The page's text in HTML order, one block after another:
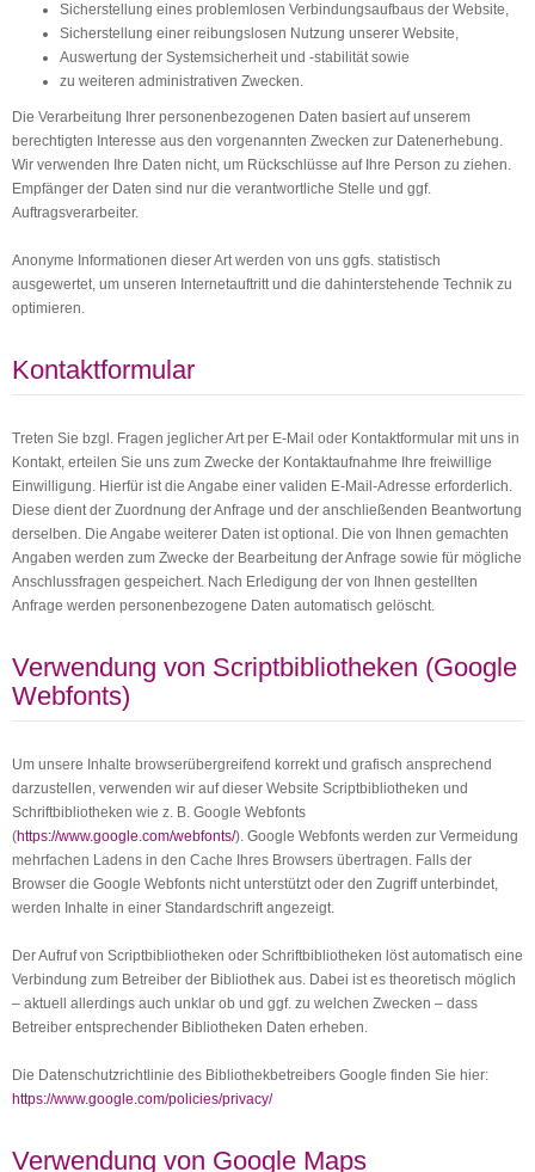
Sicherstellung eines problemlosen Verbindungsaufbaus der Website,
Sicherstellung einer reibungslosen Nutzung unserer Website,
Auswertung der Systemsicherheit und -stabilität sowie
zu weiteren administrativen Zwecken.
Die Verarbeitung Ihrer personenbezogenen Daten basiert auf unserem
berechtigten Interesse aus den vorgenannten Zwecken zur Datenerhebung.
Wir verwenden Ihre Daten nicht, um Rückschlüsse auf Ihre Person zu ziehen.
Empfänger der Daten sind nur die verantwortliche Stelle und ggf.
Auftragsverarbeiter.
Anonyme Informationen dieser Art werden von uns ggfs. statistisch
ausgewertet, um unseren Internetauftritt und die dahinterstehende Technik zu
optimieren.
Kontaktformular
Treten Sie bzgl. Fragen jeglicher Art per E-Mail oder Kontaktformular mit uns in
Kontakt, erteilen Sie uns zum Zwecke der Kontaktaufnahme Ihre freiwillige
Einwilligung. Hierfür ist die Angabe einer validen E-Mail-Adresse erforderlich.
Diese dient der Zuordnung der Anfrage und der anschließenden Beantwortung
derselben. Die Angabe weiterer Daten ist optional. Die von Ihnen gemachten
Angaben werden zum Zwecke der Bearbeitung der Anfrage sowie für mögliche
Anschlussfragen gespeichert. Nach Erledigung der von Ihnen gestellten
Anfrage werden personenbezogene Daten automatisch gelöscht.
Verwendung von Scriptbibliotheken (Google
Webfonts)
Um unsere Inhalte browserübergreifend korrekt und grafisch ansprechend
darzustellen, verwenden wir auf dieser Website Scriptbibliotheken und
Schriftbibliotheken wie z. B. Google Webfonts
(https://www.google.com/webfonts/). Google Webfonts werden zur Vermeidung
mehrfachen Ladens in den Cache Ihres Browsers übertragen. Falls der
Browser die Google Webfonts nicht unterstützt oder den Zugriff unterbindet,
werden Inhalte in einer Standardschrift angezeigt.
Der Aufruf von Scriptbibliotheken oder Schriftbibliotheken löst automatisch eine
Verbindung zum Betreiber der Bibliothek aus. Dabei ist es theoretisch möglich
– aktuell allerdings auch unklar ob und ggf. zu welchen Zwecken – dass
Betreiber entsprechender Bibliotheken Daten erheben.
Die Datenschutzrichtlinie des Bibliothekbetreibers Google finden Sie hier:
https://www.google.com/policies/privacy/
Verwendung von Google Maps